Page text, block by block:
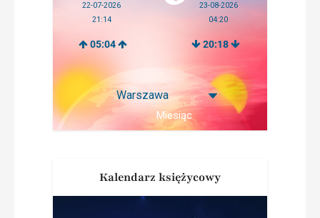
22-07-2026
21:14
23-08-2026
04:20
05:04 20:18
Miesiąc
Kalendarz księżycowy